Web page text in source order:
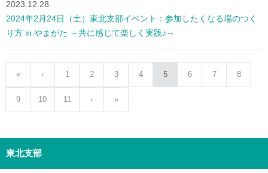
2023.12.28
2024年2月24日（土）東北支部イベント：参加したくなる場のつく
り方 in やまがた ～共に感じて楽しく実践♪～
« ‹ 1 2 3 4 5 6 7 8
9 10 11 › »
東北支部